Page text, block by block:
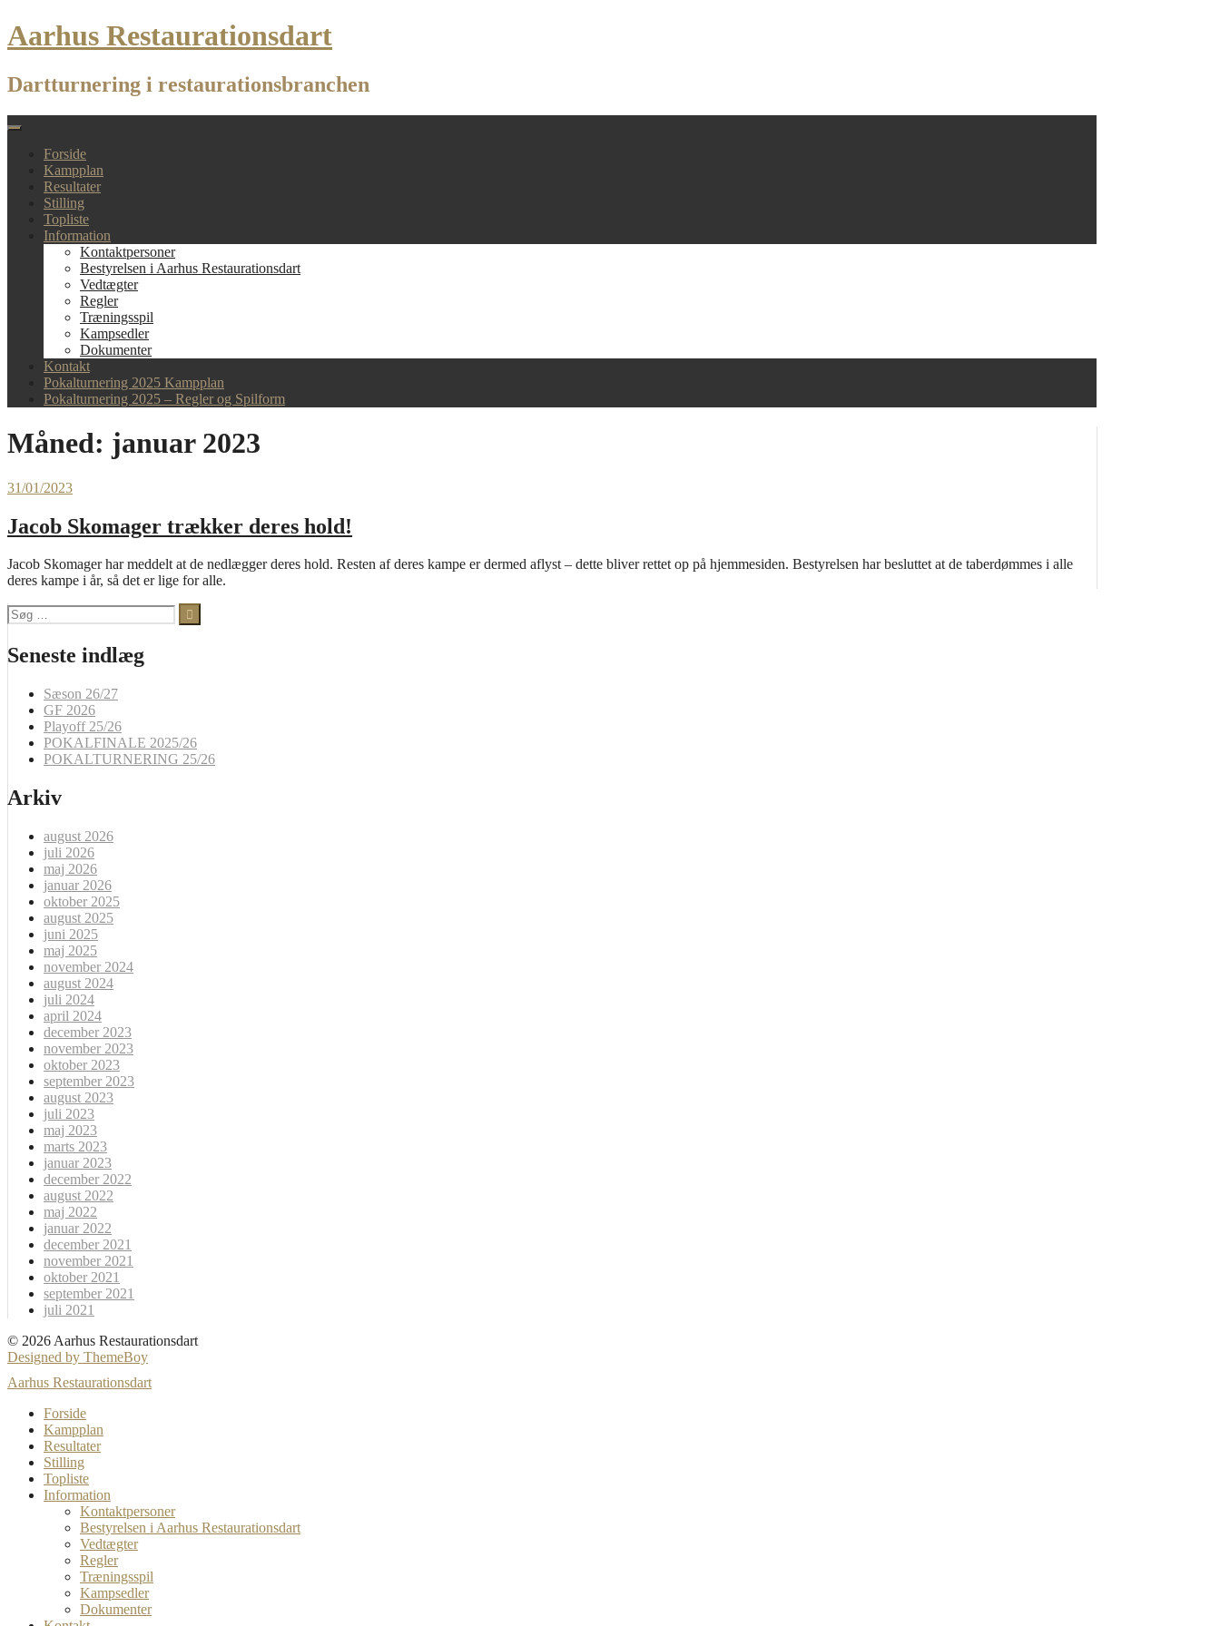
Skip
to
Aarhus Restaurationsdart
Dartturnering i restaurationsbranchen
Forside
Kampplan
Resultater
Stilling
Topliste
Information
Kontaktpersoner
Bestyrelsen i Aarhus Restaurationsdart
Vedtægter
Regler
Træningsspil
Kampsedler
Dokumenter
Kontakt
Pokalturnering 2025 Kampplan
Pokalturnering 2025 – Regler og Spilform
Måned: januar 2023
31/01/2023
Jacob Skomager trækker deres hold!
Jacob Skomager har meddelt at de nedlægger deres hold. Resten af deres kampe er dermed aflyst – dette bliver rettet op på hjemmesiden. Bestyrelsen har besluttet at de taberdømmes i alle
deres kampe i år, så det er lige for alle.
Søg
efter:
Seneste indlæg
Sæson 26/27
GF 2026
Playoff 25/26
POKALFINALE 2025/26
POKALTURNERING 25/26
Arkiv
august 2026
juli 2026
maj 2026
januar 2026
oktober 2025
august 2025
juni 2025
maj 2025
november 2024
august 2024
juli 2024
april 2024
december 2023
november 2023
oktober 2023
september 2023
august 2023
juli 2023
maj 2023
marts 2023
januar 2023
december 2022
august 2022
maj 2022
januar 2022
december 2021
november 2021
oktober 2021
september 2021
juli 2021
© 2026 Aarhus Restaurationsdart
Designed by ThemeBoy
Aarhus Restaurationsdart
Forside
Kampplan
Resultater
Stilling
Topliste
Information
Kontaktpersoner
Bestyrelsen i Aarhus Restaurationsdart
Vedtægter
Regler
Træningsspil
Kampsedler
Dokumenter